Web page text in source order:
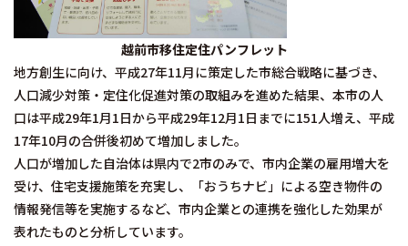
越前市移住定住パンフレット
地方創生に向け、平成27年11月に策定した市総合戦略に基づき、
人口減少対策・定住化促進対策の取組みを進めた結果、本市の人
口は平成29年1月1日から平成29年12月1日までに151人増え、平成
17年10月の合併後初めて増加しました。
人口が増加した自治体は県内で2市のみで、市内企業の雇用増大を
受け、住宅支援施策を充実し、「おうちナビ」による空き物件の
情報発信等を実施するなど、市内企業との連携を強化した効果が
表れたものと分析しています。